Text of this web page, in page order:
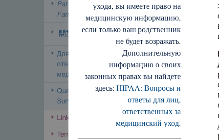
ухода, вы имеете право на
медицинскую информацию,
если только ваш родственник
не будет возражать.
Дополнительную
информацию о своих
законных правах вы найдете
здесь: HIPAA: Вопросы и
ответы для лиц,
ответственных за
медицинский уход.